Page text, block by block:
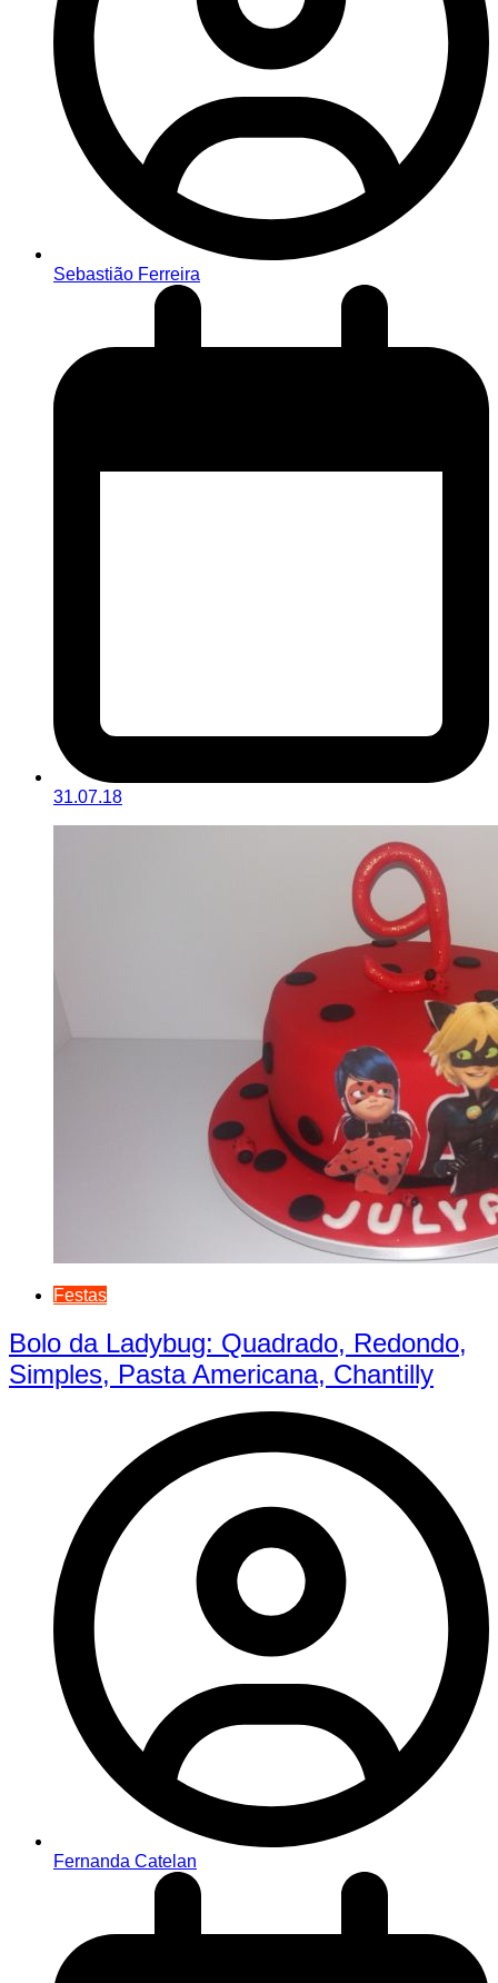
Sebastião Ferreira
31.07.18
Festas
Bolo da Ladybug: Quadrado, Redondo,
Simples, Pasta Americana, Chantilly
Fernanda Catelan